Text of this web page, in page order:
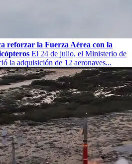
reforzar la Fuerza Aérea con la
El 24 de julio, el Ministerio de
la adquisición de 12 aeronaves...